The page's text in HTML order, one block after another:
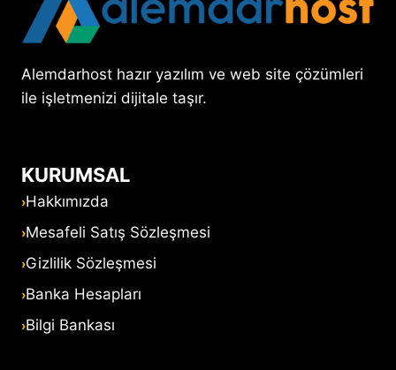
Alemdarhost hazır yazılım ve web site çözümleri
ile işletmenizi dijitale taşır.
KURUMSAL
Hakkımızda
Mesafeli Satış Sözleşmesi
Gizlilik Sözleşmesi
Banka Hesapları
Bilgi Bankası